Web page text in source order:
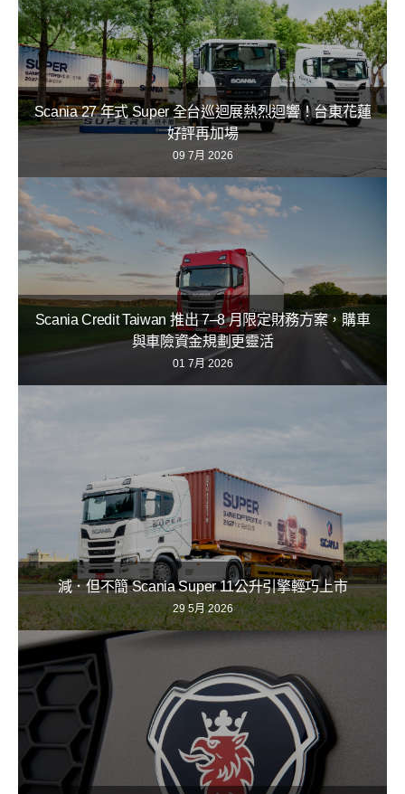
Scania 27 年式 Super 全台巡迴展熱烈迴響！台東花蓮
好評再加場
09 7月 2026
Scania Credit Taiwan 推出 7–8 月限定財務方案，購車
與車險資金規劃更靈活
01 7月 2026
減．但不簡 Scania Super 11公升引擎輕巧上市
29 5月 2026